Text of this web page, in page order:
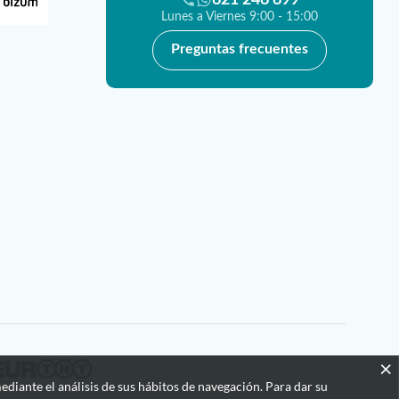
Lunes a Viernes 9:00 - 15:00
Preguntas frecuentes
×
el análisis de sus hábitos de navegación. Para dar su